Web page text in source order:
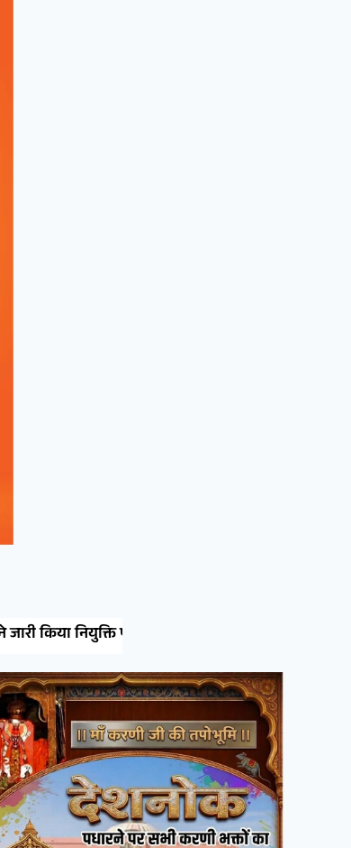
रीको औद्योगिक क्षेत्र की इंडस्ट्रीज पर डिब्बा बंद वस्तुओं